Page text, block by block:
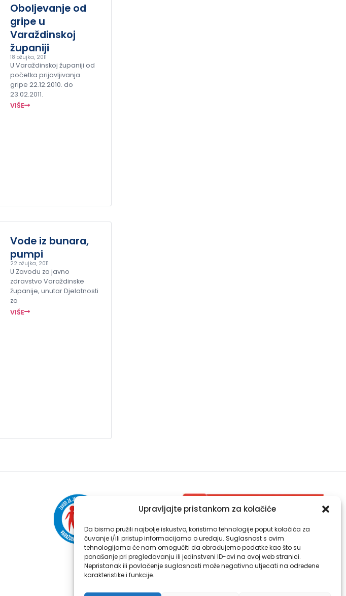
Upravljajte pristankom za kolačiće
Da bismo pružili najbolje iskustvo, koristimo tehnologije poput kolačića za
čuvanje i/ili pristup informacijama o uređaju. Suglasnost s ovim
tehnologijama će nam omogućiti da obrađujemo podatke kao što su
ponašanje pri pregledavanju ili jedinstveni ID-ovi na ovoj web stranici.
Nepristanak ili povlačenje suglasnosti može negativno utjecati na određene
karakteristike i funkcije.
Oboljevanje od
gripe u
Varaždinskoj
županiji
18 ožujka, 2011
U Varaždinskoj županiji od
početka prijavljivanja
gripe 22.12.2010. do
23.02.2011.
VIŠE
Vode iz bunara,
pumpi
22 ožujka, 2011
U Zavodu za javno
zdravstvo Varaždinske
županije, unutar Djelatnosti
za
VIŠE
Djelatnost za kliničku mikrobiologiju